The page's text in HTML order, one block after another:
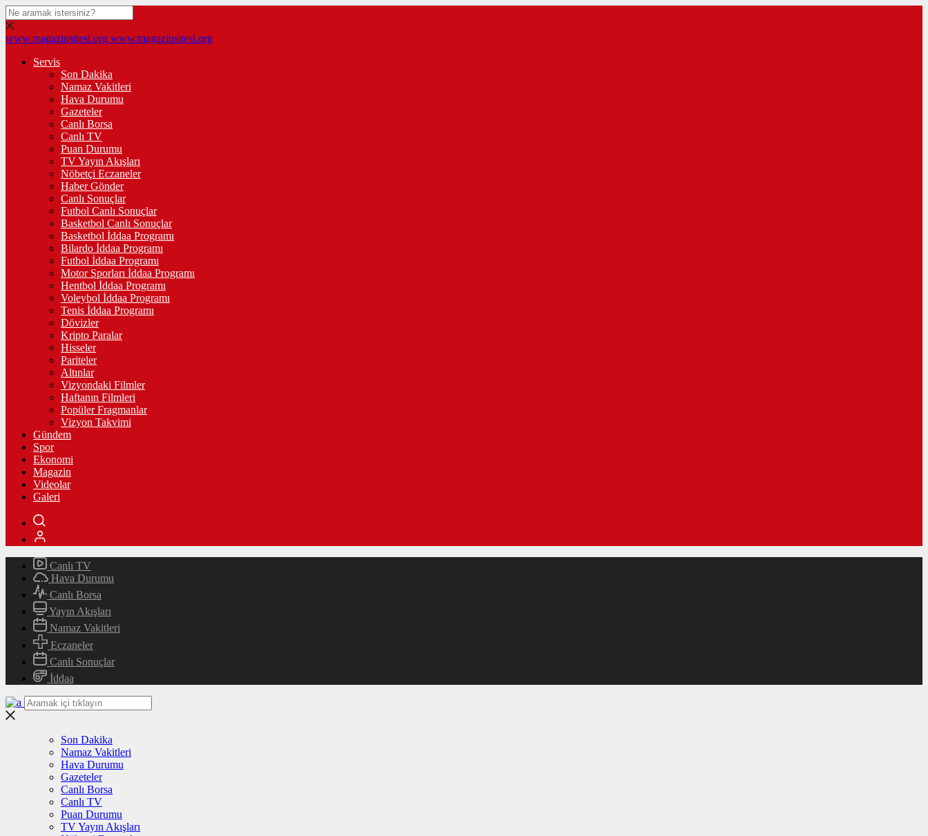
www.magazinsitesi.org www.magazinsitesi.org
Servis
Son Dakika
Namaz Vakitleri
Hava Durumu
Gazeteler
Canlı Borsa
Canlı TV
Puan Durumu
TV Yayın Akışları
Nöbetçi Eczaneler
Haber Gönder
Canlı Sonuçlar
Futbol Canlı Sonuçlar
Basketbol Canlı Sonuçlar
Basketbol İddaa Programı
Bilardo İddaa Programı
Futbol İddaa Programı
Motor Sporları İddaa Programı
Hentbol İddaa Programı
Voleybol İddaa Programı
Tenis İddaa Programı
Dövizler
Kripto Paralar
Hisseler
Pariteler
Altınlar
Vizyondaki Filmler
Haftanın Filmleri
Popüler Fragmanlar
Vizyon Takvimi
Gündem
Spor
Ekonomi
Magazin
Videolar
Galeri
Canlı TV
Hava Durumu
Canlı Borsa
Yayın Akışları
Namaz Vakitleri
Eczaneler
Canlı Sonuçlar
İddaa
Son Dakika
Namaz Vakitleri
Hava Durumu
Gazeteler
Canlı Borsa
Canlı TV
Puan Durumu
TV Yayın Akışları